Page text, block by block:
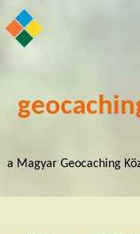
a Magyar Geocaching